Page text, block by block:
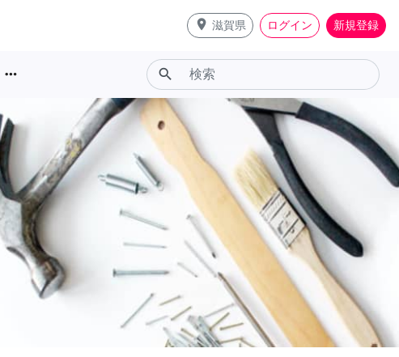
place 滋賀県 ログイン 新規登録
more_horiz search